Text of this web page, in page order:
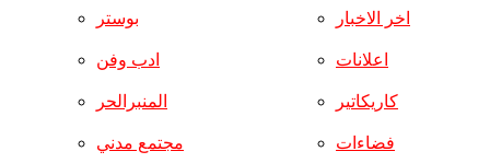
بوستر
ادب وفن
المنبرالحر
مجتمع مدني
اخر الاخبار
اعلانات
كاريكاتير
فضاءات